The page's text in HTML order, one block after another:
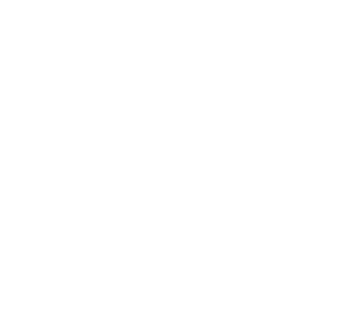
数内に発送してい